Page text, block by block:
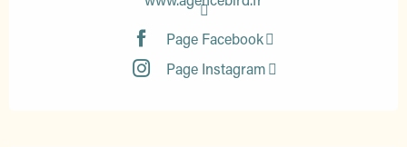
Page Facebook
Page Instagram